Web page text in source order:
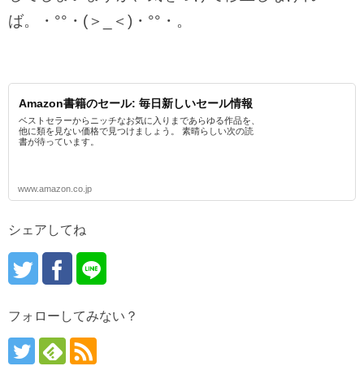
ば。・°°・(＞_＜)・°°・。
Amazon書籍のセール: 毎日新しいセール情報
ベストセラーからニッチなお気に入りまであらゆる作品を、
他に類を見ない価格で見つけましょう。 素晴らしい次の読
書が待っています。
www.amazon.co.jp
シェアしてね
フォローしてみない？